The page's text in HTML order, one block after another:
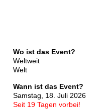
Wo ist das Event?
Weltweit
Welt
Wann ist das Event?
Samstag, 18. Juli 2026
Seit 19 Tagen vorbei!